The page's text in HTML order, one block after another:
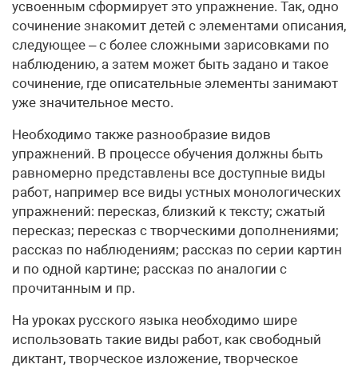
усвоенным сформирует это упражнение. Так, одно
сочинение знакомит детей с элементами описания,
следующее – с более сложными зарисовками по
наблюдению, а затем может быть задано и такое
сочинение, где описательные элементы занимают
уже значительное место.
Необходимо также разнообразие видов
упражнений. В процессе обучения должны быть
равномерно представлены все доступные виды
работ, например все виды устных монологических
упражнений: пересказ, близкий к тексту; сжатый
пересказ; пересказ с творческими дополнениями;
рассказ по наблюдениям; рассказ по серии картин
и по одной картине; рассказ по аналогии с
прочитанным и пр.
На уроках русского языка необходимо шире
использовать такие виды работ, как свободный
диктант, творческое изложение, творческое